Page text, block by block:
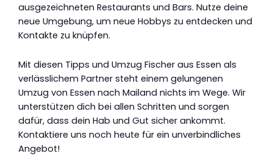
ausgezeichneten Restaurants und Bars. Nutze deine
neue Umgebung, um neue Hobbys zu entdecken und
Kontakte zu knüpfen.
Mit diesen Tipps und Umzug Fischer aus Essen als
verlässlichem Partner steht einem gelungenen
Umzug von Essen nach Mailand nichts im Wege. Wir
unterstützen dich bei allen Schritten und sorgen
dafür, dass dein Hab und Gut sicher ankommt.
Kontaktiere uns noch heute für ein unverbindliches
Angebot!